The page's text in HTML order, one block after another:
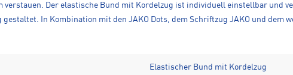
verstauen. Der elastische Bund mit Kordelzug ist individuell einstellbar und
In Kombination mit den JAKO Dots, dem Schriftzug JAKO und dem
Elastischer Bund mit Kordelzug